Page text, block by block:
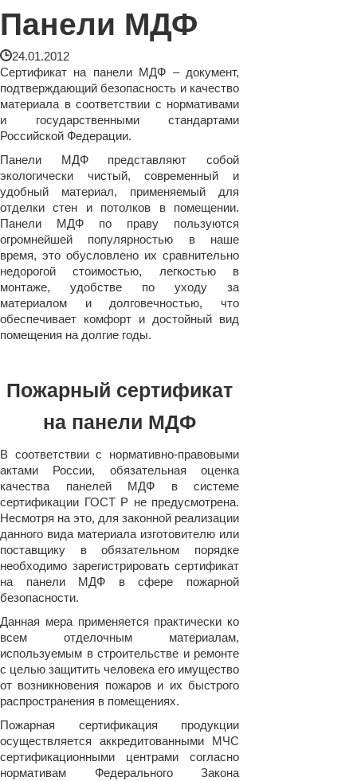
Панели МДФ
24.01.2012
Сертификат на панели МДФ – документ,
подтверждающий безопасность и качество
материала в соответствии с нормативами
и государственными стандартами
Российской Федерации.
Панели МДФ представляют собой
экологически чистый, современный и
удобный материал, применяемый для
отделки стен и потолков в помещении.
Панели МДФ по праву пользуются
огромнейшей популярностью в наше
время, это обусловлено их сравнительно
недорогой стоимостью, легкостью в
монтаже, удобстве по уходу за
материалом и долговечностью, что
обеспечивает комфорт и достойный вид
помещения на долгие годы.
Пожарный сертификат
на панели МДФ
В соответствии с нормативно-правовыми
актами России, обязательная оценка
качества панелей МДФ в системе
сертификации ГОСТ Р не предусмотрена.
Несмотря на это, для законной реализации
данного вида материала изготовителю или
поставщику в обязательном порядке
необходимо зарегистрировать сертификат
на панели МДФ в сфере пожарной
безопасности.
Данная мера применяется практически ко
всем отделочным материалам,
используемым в строительстве и ремонте
с целью защитить человека его имущество
от возникновения пожаров и их быстрого
распространения в помещениях.
Пожарная сертификация продукции
осуществляется аккредитованными МЧС
сертификационными центрами согласно
нормативам Федерального Закона